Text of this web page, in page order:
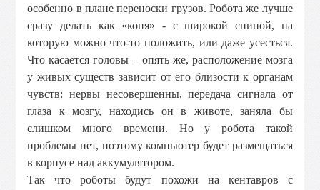
особенно в плане переноски грузов. Робота же лучше
сразу делать как «коня» - с широкой спиной, на
которую можно что-то положить, или даже усесться.
Что касается головы – опять же, расположение мозга
у живых существ зависит от его близости к органам
чувств: нервы несовершенны, передача сигнала от
глаза к мозгу, находись он в животе, заняла бы
слишком много времени. Но у робота такой
проблемы нет, поэтому компьютер будет размещаться
в корпусе над аккумулятором.
Так что роботы будут похожи на кентавров с